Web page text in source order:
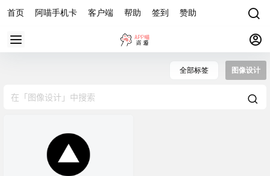
首页 阿喵手机卡 客户端 帮助 签到 赞助
全部标签 图像设计